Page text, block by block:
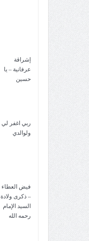
إشراقة
عرفانية – يا
حسين
ربي اغفر لي
ولوالدي
فيض العطاء
– ذكرى ولادة
السيد الإمام
رحمه الله